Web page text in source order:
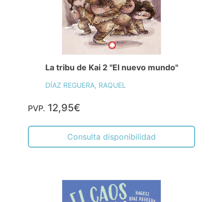
La tribu de Kai 2 "El nuevo mundo"
DÍAZ REGUERA, RAQUEL
PVP. 12,95€
Consulta disponibilidad